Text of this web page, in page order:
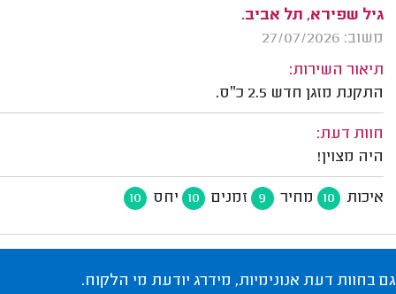
גיל שפירא, תל אביב.
משוב: 27/07/2026
תיאור השירות:
התקנת מזגן חדש 2.5 כ״ס.
חוות דעת:
היה מצוין!
איכות 10 מחיר 9 זמנים 10 יחס 10
גם בחוות דעת אנונימיות, מידרג יודעת מי הלקוח.